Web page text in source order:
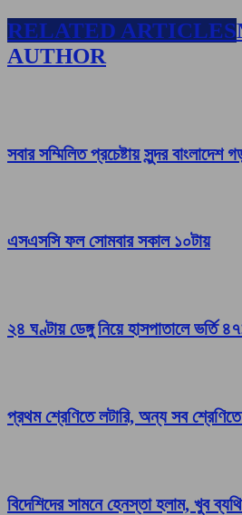
RELATED ARTICLES
AUTHOR
সবার সম্মিলিত প্রচেষ্টায় সুন্দর বাংলাদেশ
এসএসসি ফল সোমবার সকাল ১০টায়
২৪ ঘণ্টায় ডেঙ্গু নিয়ে হাসপাতালে ভর্তি
প্রথম শ্রেণিতে লটারি, অন্য সব শ্রেণিতে
বিদেশিদের সামনে হেনস্তা হলাম, খুব